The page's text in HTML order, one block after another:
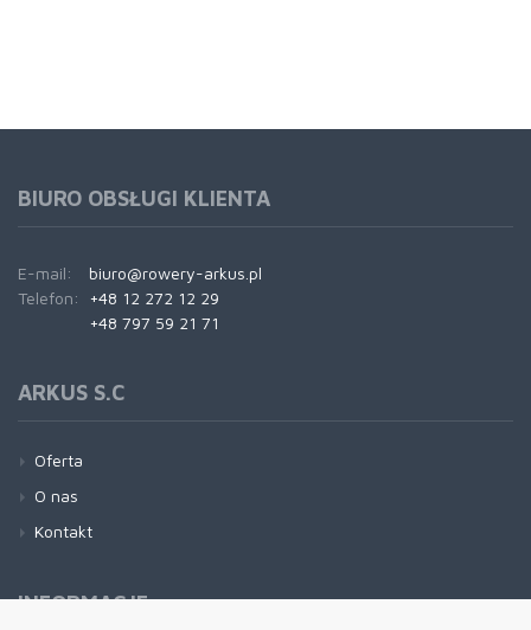
BIURO OBSŁUGI KLIENTA
E-mail:
biuro@rowery-arkus.pl
Telefon:
+48 12 272 12 29
+48 797 59 21 71
ARKUS S.C
Oferta
O nas
Kontakt
INFORMACJE